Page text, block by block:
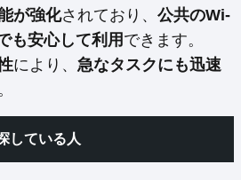
が強化されており、 公共のWi-
も安心して利用 できます。
により、 急なタスクにも迅速
している人